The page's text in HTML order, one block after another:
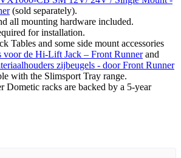
(sold separately).
all mounting hardware included.
for installation.
Tables and some side mount accessories
voor de Hi-Lift Jack – Front Runnerand
zijbeugels - door Front Runner
with the Slimsport Tray range.
Dometic racks are backed by a 5‑year